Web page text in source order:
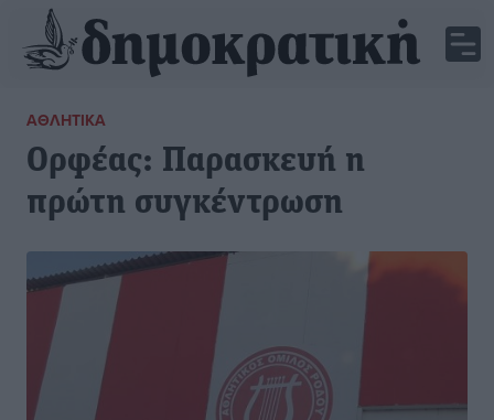
ΑΘΛΗΤΙΚΆ
Ορφέας: Παρασκευή η
πρώτη συγκέντρωση